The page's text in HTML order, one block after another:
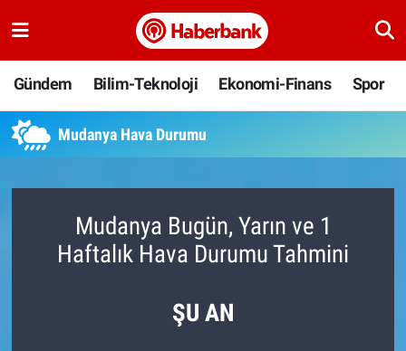
Gündem Bilim-Teknoloji Ekonomi-Finans Spor
Mudanya Hava Durumu
Mudanya Bugün, Yarın ve 1
Haftalık Hava Durumu Tahmini
ŞU AN
Bilim-Teknoloji
Ekonomi-Finans
Yaşam
Hava Durumu
Namaz Vakitleri
Süper Lig Puan Durumu ve Fikstür